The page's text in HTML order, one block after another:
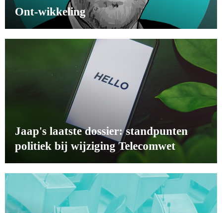
Ont-wikkeling
Jaap's laatste dossier: standpunten
politiek bij wijziging Telecomwet